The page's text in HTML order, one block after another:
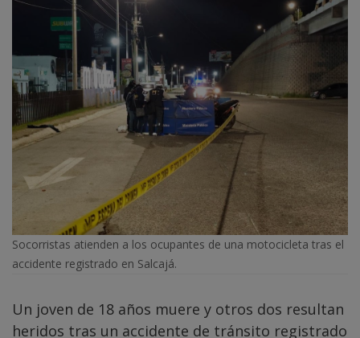
Socorristas atienden a los ocupantes de una motocicleta tras el
accidente registrado en Salcajá.
Un joven de 18 años muere y otros dos resultan
heridos tras un accidente de tránsito registrado